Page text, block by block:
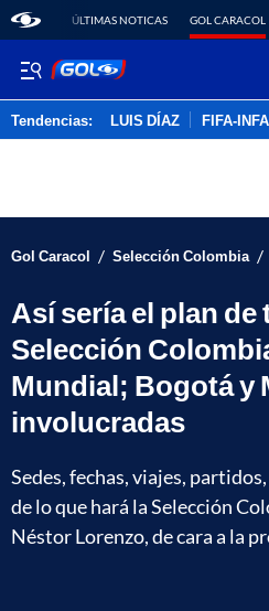
ÚLTIMAS NOTICAS GOL CARACOL
Tendencias: LUIS DÍAZ FIFA-
Gol Caracol / Selección Colombia /
Así sería el plan de
Selección
Mundial; Bogotá y
involucradas
Sedes, fechas, viajes,
de lo que hará la Selección
Néstor Lorenzo, de cara a la